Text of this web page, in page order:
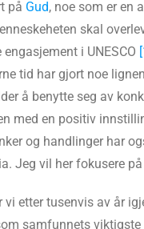
på Gud, noe som er en
skal
i UNESCO
tid har gjort noe
å benytte seg av
med en positiv
og handlinger har
Jeg vil her fokusere
etter tusenvis av år
samfunnets viktigste